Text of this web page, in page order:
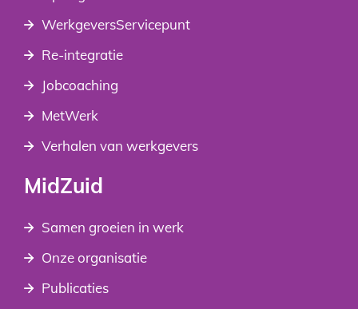
WerkgeversServicepunt
Re-integratie
Jobcoaching
MetWerk
Verhalen van werkgevers
MidZuid
Samen groeien in werk
Onze organisatie
Publicaties